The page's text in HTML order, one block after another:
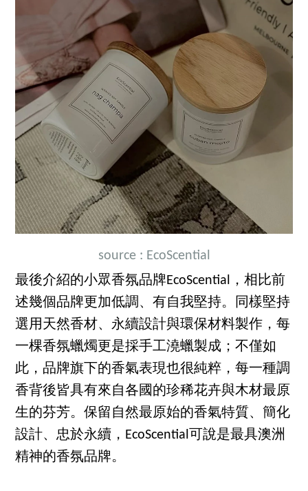
source : EcoScential
最後介紹的小眾香氛品牌EcoScential，相比前
述幾個品牌更加低調、有自我堅持。同樣堅持
選用天然香材、永續設計與環保材料製作，每
一棵香氛蠟燭更是採手工澆蠟製成；不僅如
此，品牌旗下的香氣表現也很純粹，每一種調
香背後皆具有來自各國的珍稀花卉與木材最原
生的芬芳。保留自然最原始的香氣特質、簡化
設計、忠於永續，EcoScential可說是最具澳洲
精神的香氛品牌。